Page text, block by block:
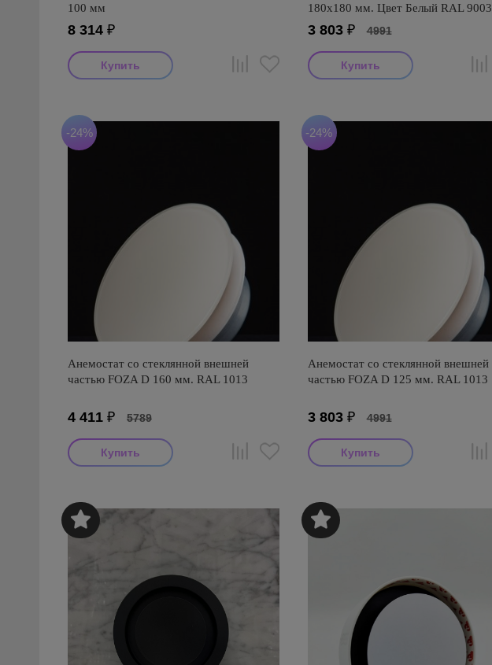
100 мм
8 314 ₽
180х180 мм. Цвет Белый RAL 9003
3 803₽ 4991
-24%
Анемостат со стеклянной внешней
частью FOZA D 160 мм. RAL 1013
4 411 ₽ 5789
-24%
Анемостат со стеклянной внешней
частью FOZA D 125 мм. RAL 1013
3 803₽ 4991